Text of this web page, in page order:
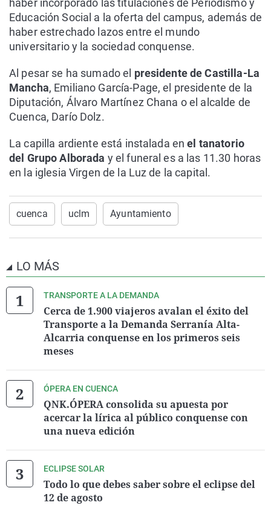
haber incorporado las titulaciones de Periodismo y
Educación Social a la oferta del campus, además de
haber estrechado lazos entre el mundo
universitario y la sociedad conquense.
Al pesar se ha sumado el presidente de Castilla-La
Mancha, Emiliano García-Page, el presidente de la
Diputación, Álvaro Martínez Chana o el alcalde de
Cuenca, Darío Dolz.
La capilla ardiente está instalada enel tanatorio
del Grupo Alborada y el funeral es a las 11.30 horas
en la iglesia Virgen de la Luz de la capital.
cuenca uclm Ayuntamiento
LO MÁS
TRANSPORTE A LA DEMANDA
Cerca de 1.900 viajeros avalan el éxito del
Transporte a la Demanda Serranía Alta-
Alcarria conquense en los primeros seis
meses
ÓPERA EN CUENCA
QNK.ÓPERA consolida su apuesta por
acercar la lírica al público conquense con
una nueva edición
ECLIPSE SOLAR
Todo lo que debes saber sobre el eclipse del
12 de agosto